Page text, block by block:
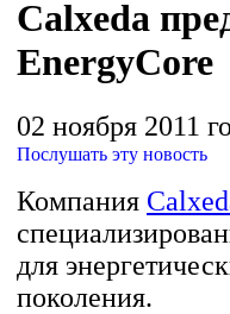
Calxeda
EnergyCore
02 ноября 2011
Послушать эту новость
Компания
для
поколения.